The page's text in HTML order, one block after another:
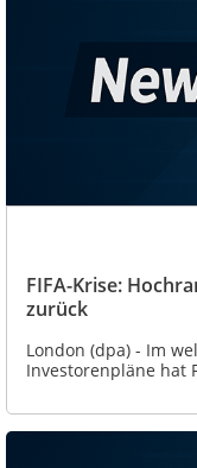
FIFA-Krise:
zurück
London (dpa) - Im
Investorenpläne hat